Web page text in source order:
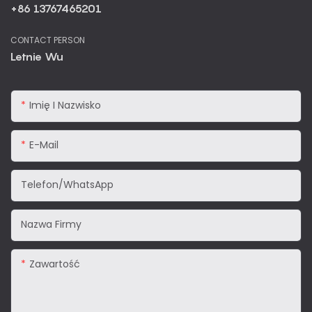
+86 13767465201
CONTACT PERSON
Letnie Wu
Imię I Nazwisko
E-Mail
Telefon/WhatsApp
Nazwa Firmy
Zawartość